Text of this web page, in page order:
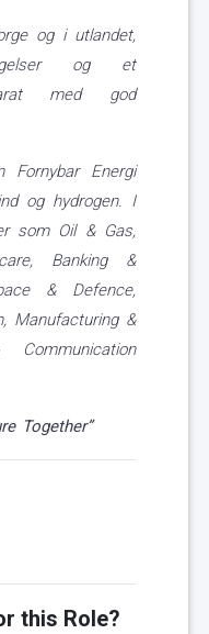
og i utlandet,
og et
med god
Fornybar Energi
og hydrogen. I
som Oil & Gas,
Banking &
& Defence,
Manufacturing &
Together”
this Role?